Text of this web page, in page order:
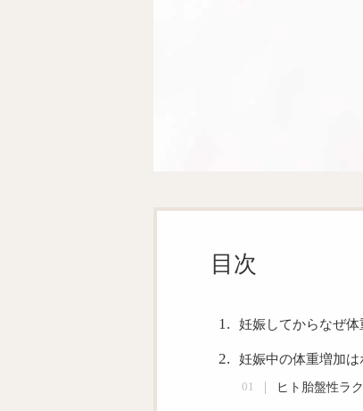
目次
妊娠してからなぜ
妊娠中の体重増加は
ヒト胎盤性ラ